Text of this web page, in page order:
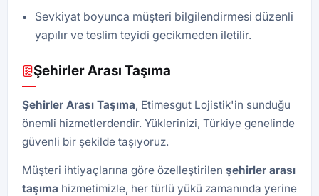
Sevkiyat boyunca müşteri bilgilendirmesi düzenli
yapılır ve teslim teyidi gecikmeden iletilir.
Şehirler Arası Taşıma
Şehirler Arası Taşıma, Etimesgut Lojistik'in sunduğu
önemli hizmetlerdendir. Yüklerinizi, Türkiye genelinde
güvenli bir şekilde taşıyoruz.
Müşteri ihtiyaçlarına göre özelleştirilen şehirler arası
taşıma hizmetimizle, her türlü yükü zamanında yerine